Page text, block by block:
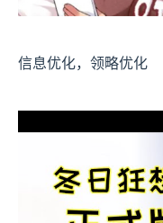
信息优化，领略优化